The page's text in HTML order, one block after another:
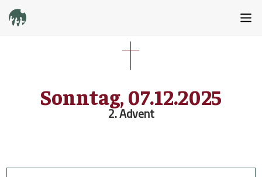
Sonntag, 07.12.2025
2. Advent